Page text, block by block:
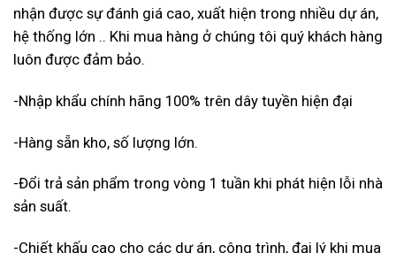
nhận được sự đánh giá cao, xuất hiện trong nhiều dự án,
hệ thống lớn .. Khi mua hàng ở chúng tôi quý khách hàng
luôn được đảm bảo.
-Nhập khẩu chính hãng 100% trên dây tuyền hiện đại
-Hàng sẵn kho, số lượng lớn.
-Đổi trả sản phẩm trong vòng 1 tuần khi phát hiện lỗi nhà
sản suất.
-Chiết khấu cao cho các dự án, công trình, đại lý khi mua